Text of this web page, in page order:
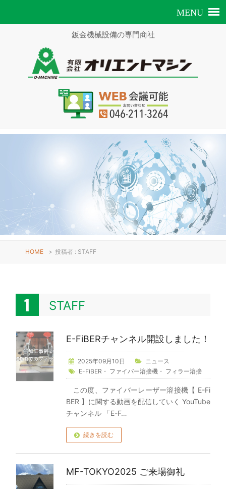
鈑金機械設備の専門商社
HOME > 投稿者 : STAFF
STAFF
E-FiBERチャンネル開設しました！
2025年09月10日
ニュース
E-FiBER ・ ファイバー溶接機・ フィラー溶接
この度、ファイバーレーザー溶接機【 E-Fi
BER 】に関する動画を配信していく YouTube
チャンネル 「E-F…
続きを読む
MF-TOKYO2025 ご来場御礼